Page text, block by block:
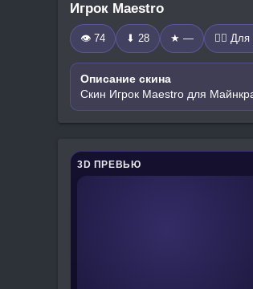
Игрок Maestro
👁 74 ⬇ 28 ★ — 🧍‍♂️
Описание скина
Скин Игрок Maestro для
3D ПРЕВЬЮ